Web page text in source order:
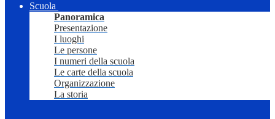
Scuola
Panoramica
Presentazione
I luoghi
Le persone
I numeri della scuola
Le carte della scuola
Organizzazione
La storia